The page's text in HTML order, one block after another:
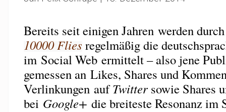
Bereits seit einigen Jahren werden
10000 Flies regelmäßig die
im Social Web ermittelt – also jene
gemessen an Likes, Shares und
Verlinkungen aufTwittersowie Shares
bei Google+ die breiteste Resonanz im